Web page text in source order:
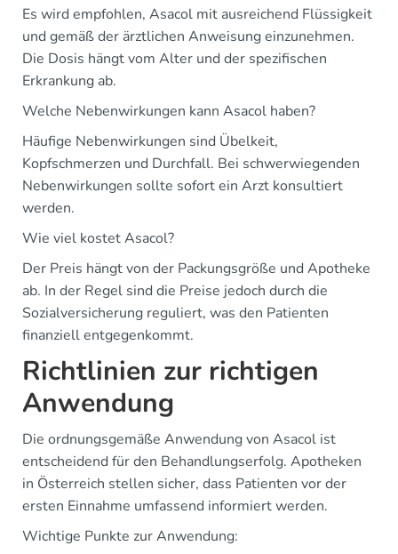
Es wird empfohlen, Asacol mit ausreichend Flüssigkeit
und gemäß der ärztlichen Anweisung einzunehmen.
Die Dosis hängt vom Alter und der spezifischen
Erkrankung ab.
Welche Nebenwirkungen kann Asacol haben?
Häufige Nebenwirkungen sind Übelkeit,
Kopfschmerzen und Durchfall. Bei schwerwiegenden
Nebenwirkungen sollte sofort ein Arzt konsultiert
werden.
Wie viel kostet Asacol?
Der Preis hängt von der Packungsgröße und Apotheke
ab. In der Regel sind die Preise jedoch durch die
Sozialversicherung reguliert, was den Patienten
finanziell entgegenkommt.
Richtlinien zur richtigen
Anwendung
Die ordnungsgemäße Anwendung von Asacol ist
entscheidend für den Behandlungserfolg. Apotheken
in Österreich stellen sicher, dass Patienten vor der
ersten Einnahme umfassend informiert werden.
Wichtige Punkte zur Anwendung: